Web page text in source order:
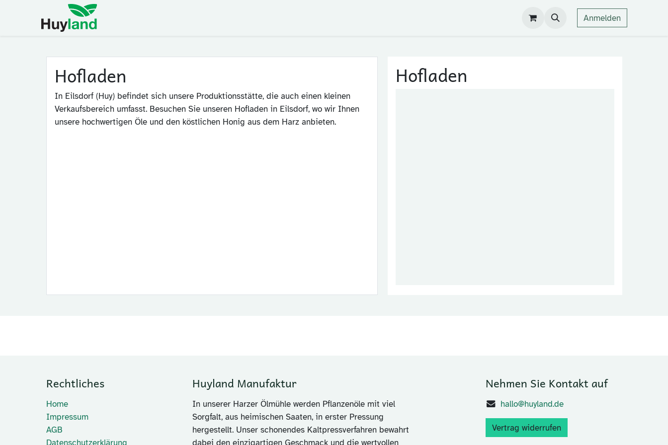
Anmelden
Hofladen
In Eilsdorf (Huy) befindet sich unsere Produktionsstätte, die auch einen kleinen
Verkaufsbereich umfasst. Besuchen Sie unseren Hofladen in Eilsdorf, wo wir Ihnen
unsere hochwertigen Öle und den köstlichen Honig aus dem Harz anbieten.
Hofladen
Rechtliches
Home
Impressum
AGB
Datenschutzerklärung
Huyland Manufaktur
In unserer Harzer Ölmühle werden Pflanzenöle mit viel
Sorgfalt, aus heimischen Saaten, in erster Pressung
hergestellt. Unser schonendes Kaltpressverfahren bewahrt
dabei den einzigartigen Geschmack und die wertvollen
Nehmen Sie Kontakt auf
hallo@huyland.de
Vertrag widerrufen